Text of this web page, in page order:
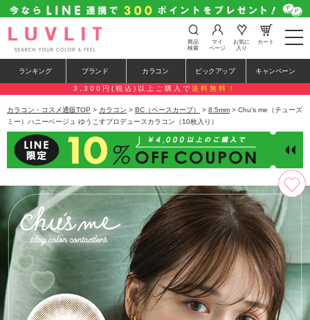
t
o
e
n
a
a
i
o
n
商品
検索
マイ
ページ
お気に
入り
カート
ランキング ブランド カラコン ピックアップ キャンペーン
3,300円(税込)以上ご購入で 送料無料！
カラコン・コスメ通販TOP > カラコン > BC（ベースカーブ） > 8.5mm > Chu's me（チューズ
ミー）ハニーベージュ ゆうこすプロデュースカラコン（10枚入り）